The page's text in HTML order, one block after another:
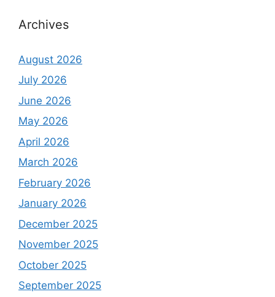
Archives
August 2026
July 2026
June 2026
May 2026
April 2026
March 2026
February 2026
January 2026
December 2025
November 2025
October 2025
September 2025